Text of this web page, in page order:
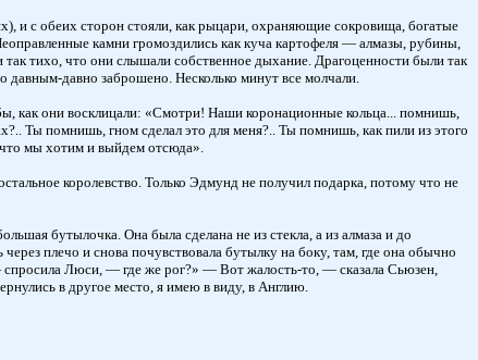
и с обеих сторон стояли, как рыцари, охраняющие сокровища, богатые
камни громоздились как куча картофеля — алмазы, рубины,
тихо, что они слышали собственное дыхание. Драгоценности были так
давным-давно заброшено. Несколько минут все молчали.
как они восклицали: «Смотри! Наши коронационные кольца... помнишь,
Ты помнишь, гном сделал это для меня?.. Ты помнишь, как пили из этого
мы хотим и выйдем отсюда».
королевство. Только Эдмунд не получил подарка, потому что не
бутылочка. Она была сделана не из стекла, а из алмаза и до
плечо и снова почувствовала бутылку на боку, там, где она обычно
спросила Люси, — где же рог?» — Вот жалость-то, — сказала Сьюзен,
в другое место, я имею в виду, в Англию.